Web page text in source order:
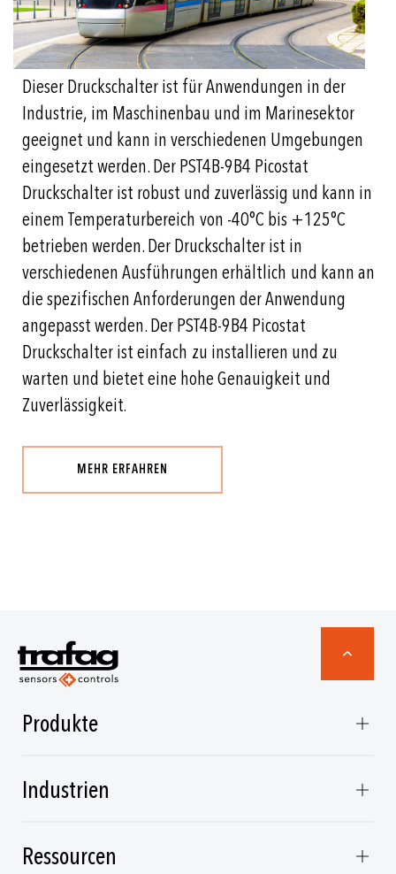
Dieser Druckschalter ist für Anwendungen in der
Industrie, im Maschinenbau und im Marinesektor
geeignet und kann in verschiedenen Umgebungen
eingesetzt werden. Der PST4B-9B4 Picostat
Druckschalter ist robust und zuverlässig und kann in
einem Temperaturbereich von -40°C bis +125°C
betrieben werden. Der Druckschalter ist in
verschiedenen Ausführungen erhältlich und kann an
die spezifischen Anforderungen der Anwendung
angepasst werden. Der PST4B-9B4 Picostat
Druckschalter ist einfach zu installieren und zu
warten und bietet eine hohe Genauigkeit und
Zuverlässigkeit.
MEHR ERFAHREN
Produkte
Industrien
Ressourcen